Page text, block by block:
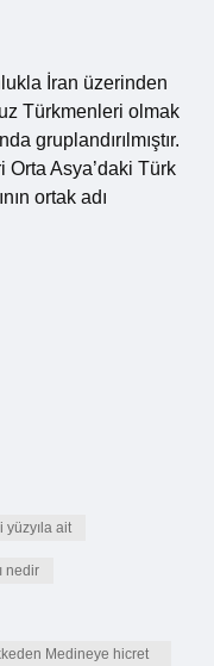
İran üzerinden
Türkmenleri olmak
gruplandırılmıştır.
Orta Asya’daki Türk
ortak adı
yüzyıla ait
nedir
Medineye hicret